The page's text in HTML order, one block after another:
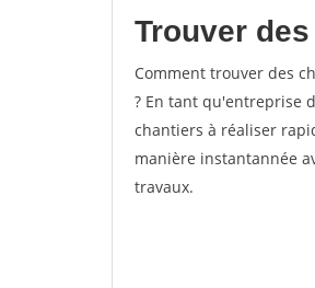
Trouver
Comment trouver des
? En tant qu'entreprise
chantiers à réaliser
manière instantannée
travaux.